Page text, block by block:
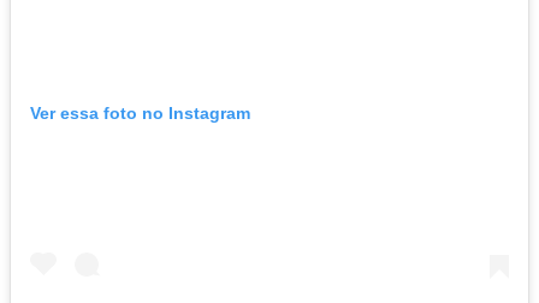
Ver essa foto no Instagram